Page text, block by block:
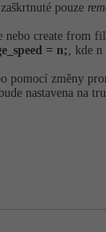
pouze
create from
= n;, kde n
pomocí změny
nastavena na